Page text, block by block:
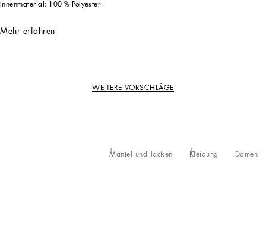
Innenmaterial: 100 % Polyester
Mehr erfahren
WEITERE VORSCHLÄGE
Damen
Kleidung
Mäntel und Jacken